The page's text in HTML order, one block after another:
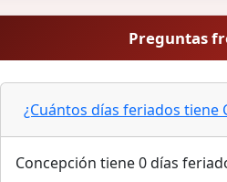
Preguntas
¿Cuántos días feriados tiene
Concepción tiene 0 días